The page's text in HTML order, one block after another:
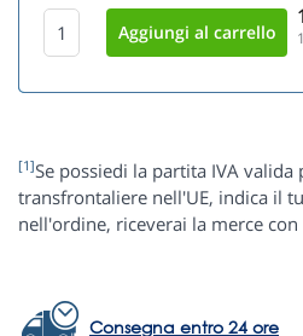
[1]Se possiedi la partita IVA valida
transfrontaliere nell'UE, indica il
nell'ordine, riceverai la merce con
Consegna entro 24 ore